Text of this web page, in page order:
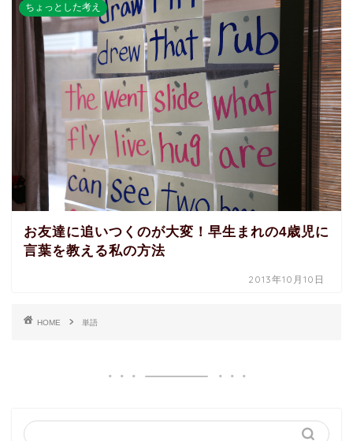
ちょっとした考え
お友達に追いつくのが大変！早生まれの4歳児に
言葉を教える私の方法
2013年10月10日
HOME 単語